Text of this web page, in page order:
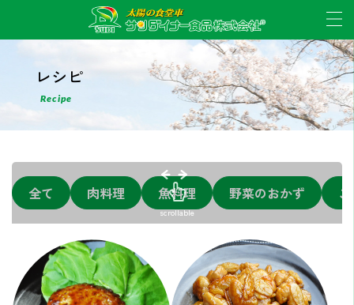
レシピ
Recipe
全て 肉料理 魚料理 野菜のおかず
scrollable